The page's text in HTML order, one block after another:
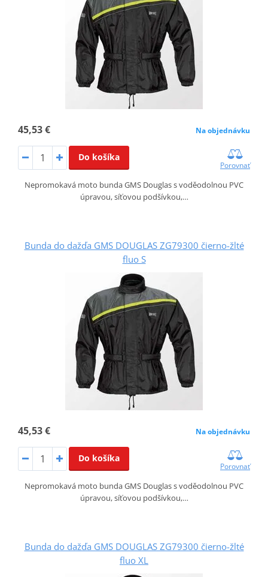
45,53 € Na objednávku
Do košíka
Porovnať
Nepromokavá moto bunda GMS Douglas s voděodolnou PVC
úpravou, síťovou podšívkou,…
Bunda do dažďa GMS DOUGLAS ZG79300 čierno-žlté
fluo S
45,53 € Na objednávku
Do košíka
Porovnať
Nepromokavá moto bunda GMS Douglas s voděodolnou PVC
úpravou, síťovou podšívkou,…
Bunda do dažďa GMS DOUGLAS ZG79300 čierno-žlté
fluo XL